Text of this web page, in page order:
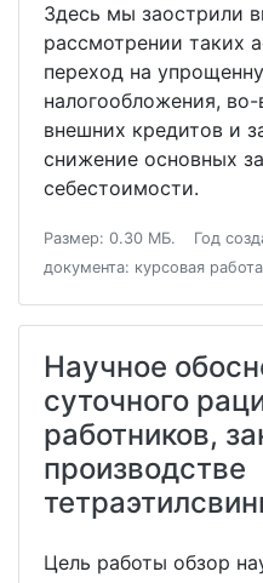
Здесь мы заострили
рассмотрении таких
переход на
налогообложения,
внешних кредитов и
снижение основных
себестоимости.
Размер: 0.30 МБ. Год
документа: курсовая работа
Научное
суточного
работников,
производстве
Цель работы обзор